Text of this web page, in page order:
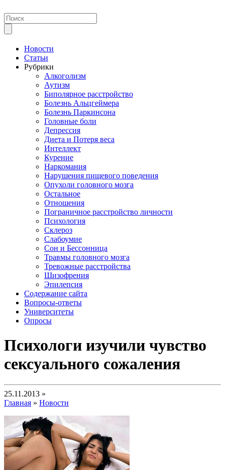
Новости
Статьи
Рубрики
Алкоголизм
Аутизм
Биполярное расстройство
Болезнь Альцгеймера
Болезнь Паркинсона
Головные боли
Депрессия
Диета и Потеря веса
Интеллект
Курение
Наркомания
Нарушения пищевого поведения
Опухоли головного мозга
Остальное
Отношения
Пограничное расстройство личности
Психология
Склероз
Слабоумие
Сон и Бессонница
Травмы головного мозга
Тревожные расстройства
Шизофрения
Эпилепсия
Содержание сайта
Вопросы-ответы
Университеты
Опросы
Психологи изучили чувство
сексуального сожаления
25.11.2013 »
Главная » Новости